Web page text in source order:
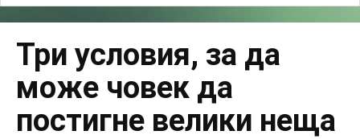
Три условия, за да
може човек да
постигне велики неща